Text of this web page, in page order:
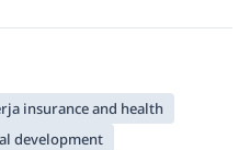
insurance and health
development